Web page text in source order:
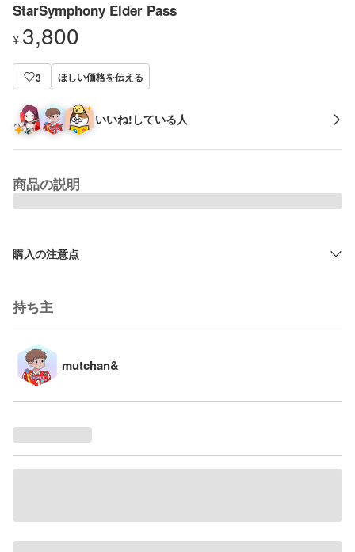
StarSymphony Elder Pass
¥ 3,800
3 ほしい価格を伝える
いいね!している人
商品の説明
購入の注意点
持ち主
mutchan&